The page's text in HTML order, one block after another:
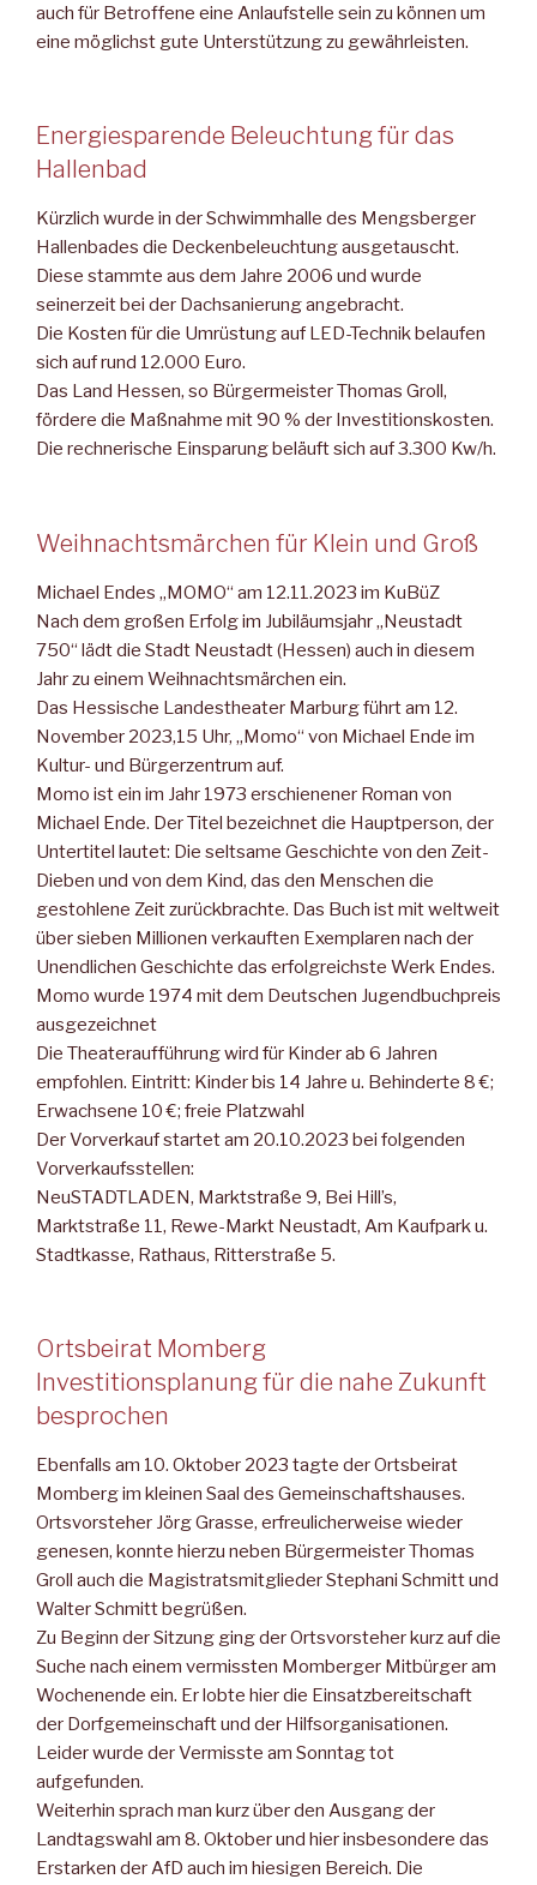
auch für Betroffene eine Anlauf­stelle sein zu können um
eine möglichst gute Unterstützung zu gewährleisten.
Energiesparende Beleuchtung für das
Hallenbad
Kürzlich wurde in der Schwimmhalle des Mengsberger
Hallenba­des die Deckenbeleuchtung ausgetauscht.
Diese stammte aus dem Jahre 2006 und wurde
seinerzeit bei der Dachsanierung angebracht.
Die Kosten für die Umrüstung auf LED-Technik belaufen
sich auf rund 12.000 Euro.
Das Land Hessen, so Bürgermeister Thomas Groll,
fördere die Maßnahme mit 90 % der Investitionskosten.
Die rechnerische Einsparung beläuft sich auf 3.300 Kw/h.
Weihnachtsmärchen für Klein und Groß
Michael Endes „MOMO“ am 12.11.2023 im KuBüZ
Nach dem großen Erfolg im Jubiläumsjahr „Neustadt
750“ lädt die Stadt Neustadt (Hessen) auch in diesem
Jahr zu einem Weih­nachtsmärchen ein.
Das Hessische Landestheater Marburg führt am 12.
November 2023,15 Uhr, „Momo“ von Michael Ende im
Kultur- und Bürger­zentrum auf.
Momo ist ein im Jahr 1973 erschienener Roman von
Michael Ende. Der Titel bezeichnet die Hauptperson, der
Untertitel lau­tet: Die seltsame Geschichte von den Zeit-
Dieben und von dem Kind, das den Menschen die
gestohlene Zeit zurückbrachte. Das Buch ist mit weltweit
über sieben Millionen verkauften Exemp­laren nach der
Unendlichen Geschichte das erfolgreichste Werk Endes.
Momo wurde 1974 mit dem Deutschen Jugendbuchpreis
ausgezeichnet
Die Theateraufführung wird für Kinder ab 6 Jahren
empfohlen. Eintritt: Kinder bis 14 Jahre u. Behinderte 8 €;
Erwachsene 10 €; freie Platzwahl
Der Vorverkauf startet am 20.10.2023 bei folgenden
Vorverkaufs­stellen:
NeuSTADTLADEN, Marktstraße 9, Bei Hill’s,
Marktstraße 11, Rewe-Markt Neustadt, Am Kaufpark u.
Stadtkasse, Rathaus, Rit­terstraße 5.
Ortsbeirat Momberg
Investitionsplanung für die nahe Zukunft
besprochen
Ebenfalls am 10. Oktober 2023 tagte der Ortsbeirat
Momberg im kleinen Saal des Gemeinschaftshauses.
Ortsvorsteher Jörg Gras­se, erfreulicherweise wieder
genesen, konnte hierzu neben Bür­germeister Thomas
Groll auch die Magistratsmitglieder Stephani Schmitt und
Walter Schmitt begrüßen.
Zu Beginn der Sitzung ging der Ortsvorsteher kurz auf die
Suche nach einem vermissten Momberger Mitbürger am
Wochenende ein. Er lobte hier die Einsatzbereitschaft
der Dorfgemeinschaft und der Hilfsorganisationen.
Leider wurde der Vermisste am Sonntag tot
aufgefunden.
Weiterhin sprach man kurz über den Ausgang der
Landtagswahl am 8. Oktober und hier insbesondere das
Erstarken der AfD auch im hiesigen Bereich. Die